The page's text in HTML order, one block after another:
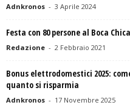
Adnkronos - 3 Aprile 2024
Festa con 80 persone al Boca
Redazione - 2 Febbraio 2021
Bonus elettrodomestici 2025:
quanto si risparmia
Adnkronos - 17 Novembre 2025